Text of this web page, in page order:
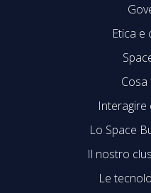
Etica e
Interagire
Lo Space
Il nostro
Le